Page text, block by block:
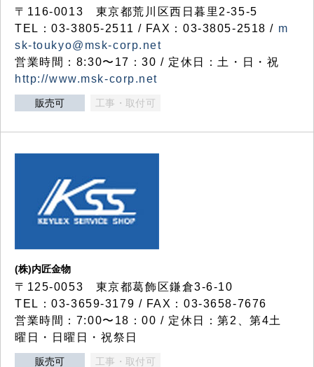
〒116-0013 東京都荒川区西日暮里2-35-5
TEL：03-3805-2511 / FAX：03-3805-2518 / m
sk-toukyo@msk-corp.net
営業時間：8:30〜17：30 / 定休日：土・日・祝
http://www.msk-corp.net
販売可 工事・取付可
(株)内匠金物
〒125-0053 東京都葛飾区鎌倉3-6-10
TEL：03-3659-3179 / FAX：03-3658-7676
営業時間：7:00〜18：00 / 定休日：第2、第4土
曜日・日曜日・祝祭日
販売可 工事・取付可